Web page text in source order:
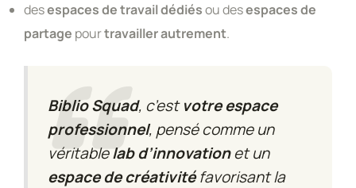
desespaces de travail dédiésou desespaces de
partage pourtravailler autrement.
Biblio Squad, c’estvotre espace
professionnel, pensé comme un
véritablelab d’innovationet un
espace de créativitéfavorisant la